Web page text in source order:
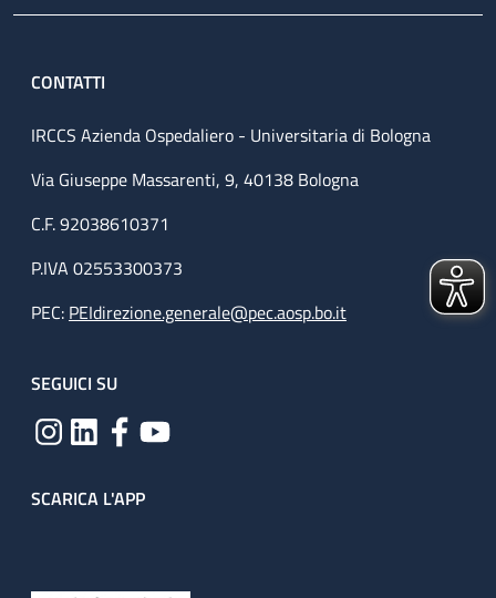
CONTATTI
IRCCS Azienda Ospedaliero - Universitaria di Bologna
Via Giuseppe Massarenti, 9, 40138 Bologna
C.F. 92038610371
P.IVA 02553300373
PEC: PEIdirezione.generale@pec.aosp.bo.it
SEGUICI SU
SCARICA L'APP